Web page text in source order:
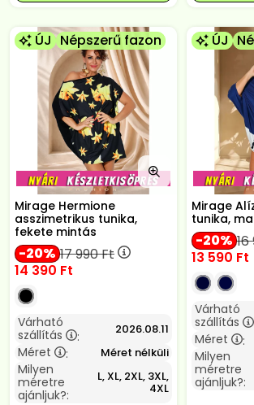
ÚJ Népszerű fazon
Mirage Hermione
asszimetrikus tunika,
fekete mintás
20 17 990Ft
14 390 Ft
Várható
szállítás
: 2026.08.11
Méret : Méret nélküli
Milyen
méretre
ajánljuk?:
L, XL, 2XL, 3XL,
4XL
ÚJ
Mirage
tunika,
20
13 590 Ft
Várható
szállítás
Méret :
Milyen
méretre
ajánljuk?: